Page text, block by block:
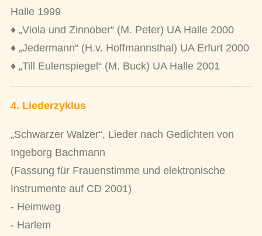
Halle 1999
♦ „Viola und Zinnober“ (M. Peter) UA Halle 2000
♦ „Jedermann“ (H.v. Hoffmannsthal) UA Erfurt 2000
♦ „Till Eulenspiegel“ (M. Buck) UA Halle 2001
4. Liederzyklus
„Schwarzer Walzer“, Lieder nach Gedichten von
Ingeborg Bachmann
(Fassung für Frauenstimme und elektronische
Instrumente auf CD 2001)
- Heimweg
- Harlem